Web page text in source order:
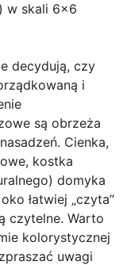
w skali 6×6
decydują, czy
i
są obrzeża
Cienka,
kostka
domyka
łatwiej „czyta”
czytelne. Warto
kolorystycznej
uwagi